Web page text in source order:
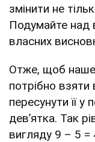
змінити не
Подумайте над
власних
Отже, щоб наше
потрібно взяти
пересунути її
дев’ятка. Так
вигляду 9 – 5 =